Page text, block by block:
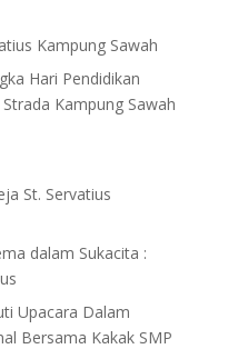
Kampung Sawah
Hari Pendidikan
Kampung Sawah
St. Servatius
dalam Sukacita :
Upacara Dalam
Bersama Kakak SMP